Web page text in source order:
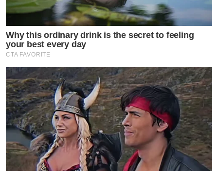
Why this ordinary drink is the secret to feeling
your best every day
CTA FAVORITE